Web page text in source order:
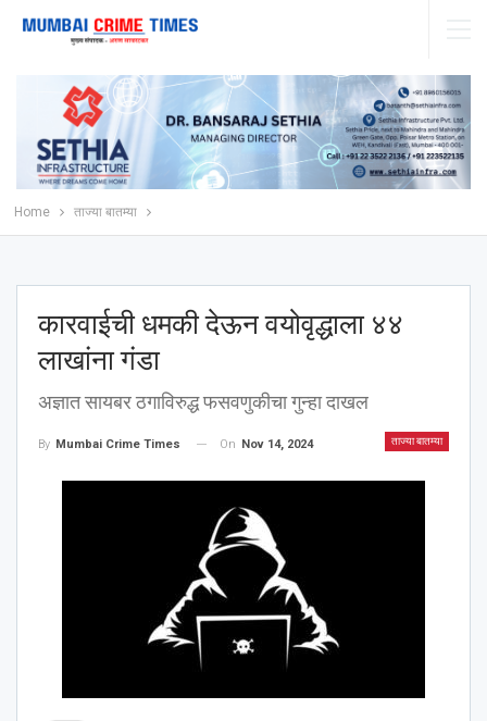
Home ताज्या बातम्या
कारवाईची धमकी देऊन वयोवृद्धाला ४४
लाखांना गंडा
अज्ञात सायबर ठगाविरुद्ध फसवणुकीचा गुन्हा दाखल
ताज्या बातम्या
By Mumbai Crime Times On Nov 14, 2024